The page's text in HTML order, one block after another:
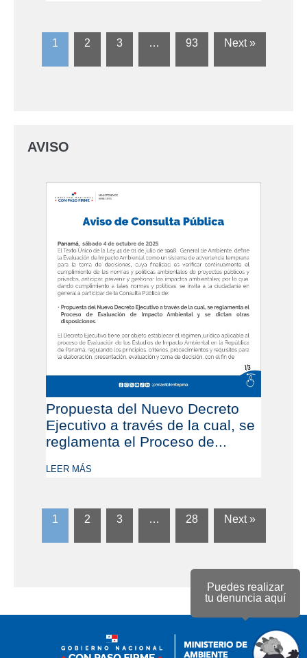
Puedes realizar
tu denuncia aquí
1 2 3 … 93 Next »
AVISO
Propuesta del Nuevo Decreto
Ejecutivo a través de la cual, se
reglamenta el Proceso de...
LEER MÁS
1 2 3 … 28 Next »